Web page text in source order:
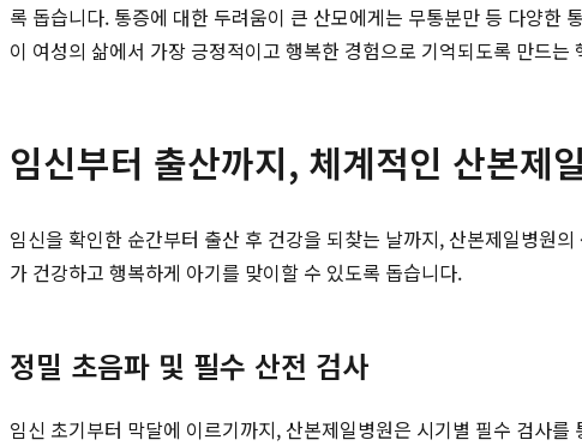
록 돕습니다. 통증에 대한 두려움이 큰 산모에게는 무통분만 등 다양한
이 여성의 삶에서 가장 긍정적이고 행복한 경험으로 기억되도록 만드는
임신부터 출산까지, 체계적인 산본제
임신을 확인한 순간부터 출산 후 건강을 되찾는 날까지, 산본제일병원의
가 건강하고 행복하게 아기를 맞이할 수 있도록 돕습니다.
정밀 초음파 및 필수 산전 검사
임신 초기부터 막달에 이르기까지, 산본제일병원은 시기별 필수 검사